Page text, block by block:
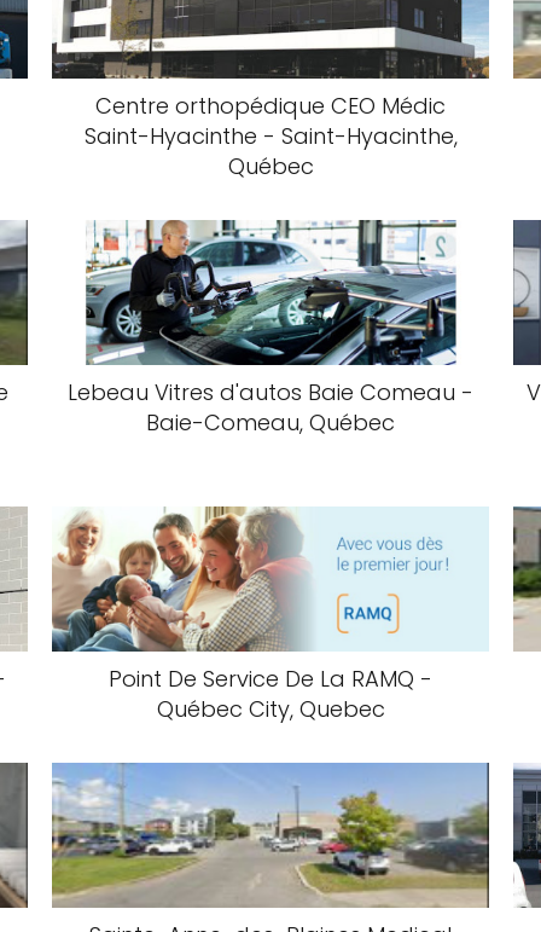
Centre orthopédique CEO Médic
Saint-Hyacinthe - Saint-Hyacinthe,
Québec
Lebeau Vitres d'autos Baie Comeau -
Baie-Comeau, Québec
Point De Service De La RAMQ -
Québec City, Quebec